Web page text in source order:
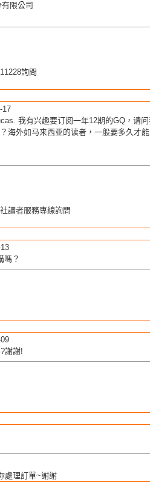
限公司
詢問
17
我有兴趣要订阅一年12期的GQ，请
海外如马来西亚的读者，一般要多久才
讀者服務專線詢問
嗎？
謝謝!
處理訂單~謝謝